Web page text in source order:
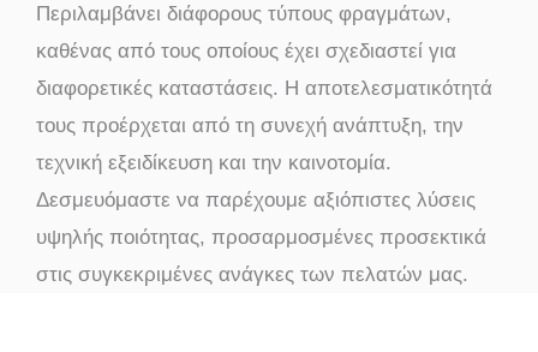
Περιλαμβάνει διάφορους τύπους φραγμάτων,
καθένας από τους οποίους έχει σχεδιαστεί για
διαφορετικές καταστάσεις. Η αποτελεσματικότητά
τους προέρχεται από τη συνεχή ανάπτυξη, την
τεχνική εξειδίκευση και την καινοτομία.
Δεσμευόμαστε να παρέχουμε αξιόπιστες λύσεις
υψηλής ποιότητας, προσαρμοσμένες προσεκτικά
στις συγκεκριμένες ανάγκες των πελατών μας.